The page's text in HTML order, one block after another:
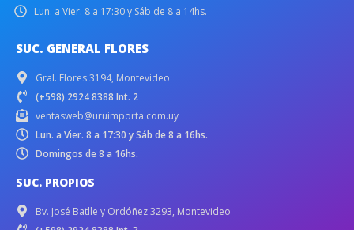
Lun. a Vier. 8 a 17:30 y Sáb de 8 a 14hs.
SUC. GENERAL FLORES
Gral. Flores 3194, Montevideo
(+598) 2924 8388 Int. 2
ventasweb@uruimporta.com.uy
Lun. a Vier. 8 a 17:30 y Sáb de 8 a 16hs.
Domingos de 8 a 16hs.
SUC. PROPIOS
Bv. José Batlle y Ordóñez 3293, Montevideo